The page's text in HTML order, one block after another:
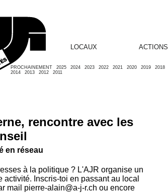
PROCHAINEMENT 2025 2024 2023 2022 2021 2020 2019 2018
2014
2013 2012 2011
LOCAUX ACTIONS
rencontre avec les
en réseau
à la politique ? L'AJR organise un
Inscris-toi en passant au local
mail pierre-alain@a-j-r.ch ou encore